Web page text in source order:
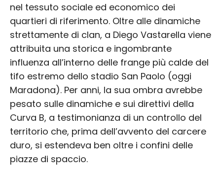
nel tessuto sociale ed economico dei
quartieri di riferimento. Oltre alle dinamiche
strettamente di clan, a Diego Vastarella viene
attribuita una storica e ingombrante
influenza all’interno delle frange più calde del
tifo estremo dello stadio San Paolo (oggi
Maradona). Per anni, la sua ombra avrebbe
pesato sulle dinamiche e sui direttivi della
Curva B, a testimonianza di un controllo del
territorio che, prima dell’avvento del carcere
duro, si estendeva ben oltre i confini delle
piazze di spaccio.